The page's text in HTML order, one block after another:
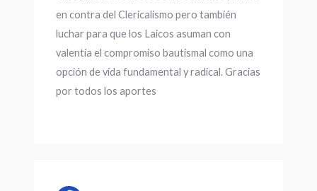
en contra del Clericalismo pero también
luchar para que los Laicos asuman con
valentía el compromiso bautismal como una
opción de vida fundamental y radical. Gracias
por todos los aportes